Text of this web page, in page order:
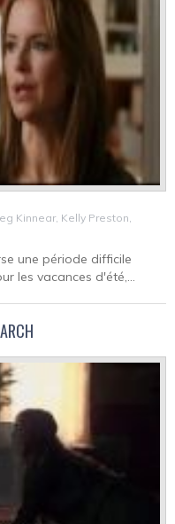
Kinnear, Kelly Preston,
une période difficile
les vacances d'été,...